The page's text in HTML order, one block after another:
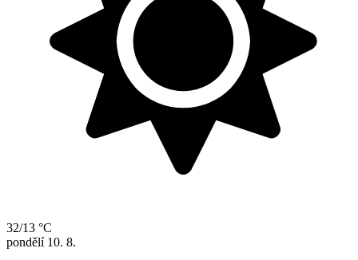
32/13 °C
pondělí 10. 8.